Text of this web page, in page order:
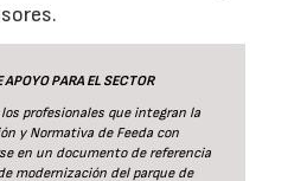
PARA EL SECTOR
profesionales que integran la
y Normativa de Feeda con
en un documento de referencia
modernización del parque de